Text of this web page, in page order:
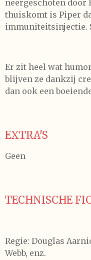
neergeschoten door
thuiskomt is Piper
immuniteitsinjectie.
Er zit heel wat
blijven ze dankzij
dan ook een
EXTRA'S
Geen
TECHNISCHE
Regie: Douglas
Webb, enz.